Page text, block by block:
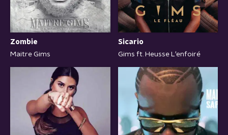
Zombie
Maitre Gims
Sicario
Gims ft. Heusse L'enfoiré